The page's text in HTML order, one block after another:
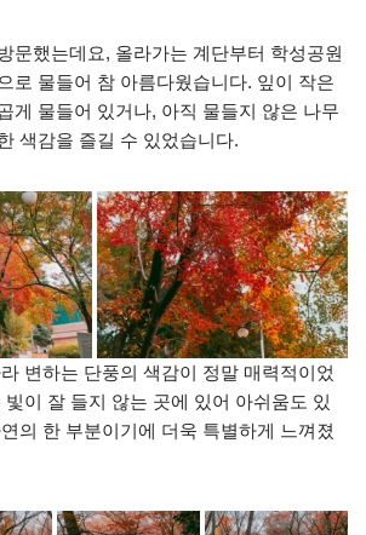
문했는데요, 올라가는 계단부터 학성공원
로 물들어 참 아름다웠습니다. 잎이 작은
게 물들어 있거나, 아직 물들지 않은 나무
색감을 즐길 수 있었습니다.
변하는 단풍의 색감이 정말 매력적이었
이 잘 들지 않는 곳에 있어 아쉬움도 있
의 한 부분이기에 더욱 특별하게 느껴졌